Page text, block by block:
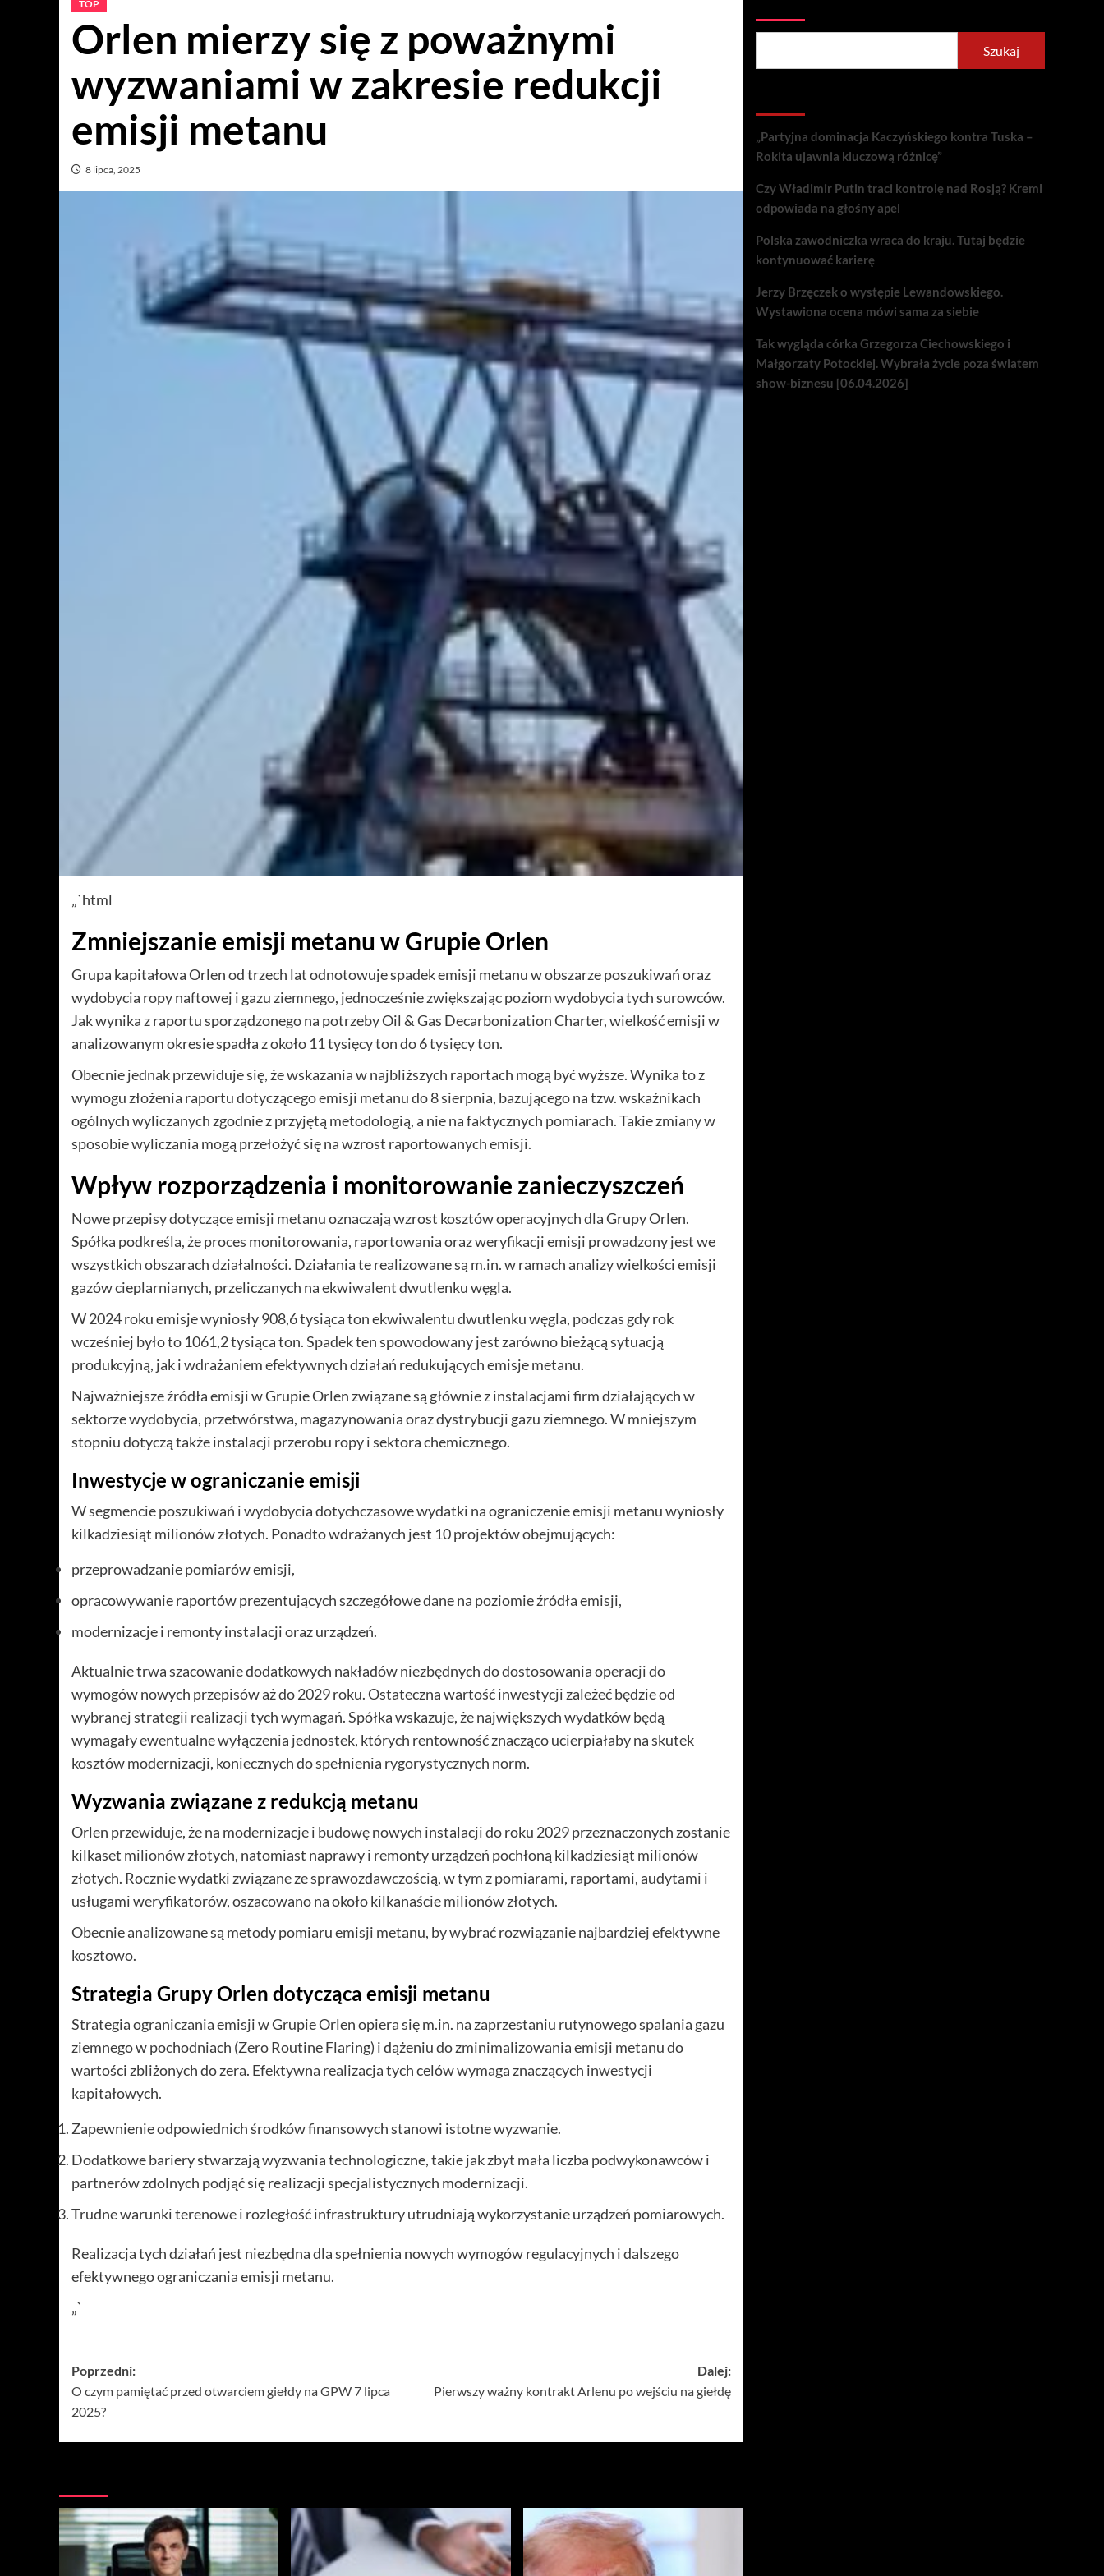
TOP
Orlen mierzy się z poważnymi
wyzwaniami w zakresie redukcji
emisji metanu
8 lipca, 2025
„`html
Zmniejszanie emisji metanu w Grupie Orlen
Grupa kapitałowa Orlen od trzech lat odnotowuje spadek emisji metanu w obszarze poszukiwań oraz
wydobycia ropy naftowej i gazu ziemnego, jednocześnie zwiększając poziom wydobycia tych surowców.
Jak wynika z raportu sporządzonego na potrzeby Oil & Gas Decarbonization Charter, wielkość emisji w
analizowanym okresie spadła z około 11 tysięcy ton do 6 tysięcy ton.
Obecnie jednak przewiduje się, że wskazania w najbliższych raportach mogą być wyższe. Wynika to z
wymogu złożenia raportu dotyczącego emisji metanu do 8 sierpnia, bazującego na tzw. wskaźnikach
ogólnych wyliczanych zgodnie z przyjętą metodologią, a nie na faktycznych pomiarach. Takie zmiany w
sposobie wyliczania mogą przełożyć się na wzrost raportowanych emisji.
Wpływ rozporządzenia i monitorowanie zanieczyszczeń
Nowe przepisy dotyczące emisji metanu oznaczają wzrost kosztów operacyjnych dla Grupy Orlen.
Spółka podkreśla, że proces monitorowania, raportowania oraz weryfikacji emisji prowadzony jest we
wszystkich obszarach działalności. Działania te realizowane są m.in. w ramach analizy wielkości emisji
gazów cieplarnianych, przeliczanych na ekwiwalent dwutlenku węgla.
W 2024 roku emisje wyniosły 908,6 tysiąca ton ekwiwalentu dwutlenku węgla, podczas gdy rok
wcześniej było to 1061,2 tysiąca ton. Spadek ten spowodowany jest zarówno bieżącą sytuacją
produkcyjną, jak i wdrażaniem efektywnych działań redukujących emisje metanu.
Najważniejsze źródła emisji w Grupie Orlen związane są głównie z instalacjami firm działających w
sektorze wydobycia, przetwórstwa, magazynowania oraz dystrybucji gazu ziemnego. W mniejszym
stopniu dotyczą także instalacji przerobu ropy i sektora chemicznego.
Inwestycje w ograniczanie emisji
W segmencie poszukiwań i wydobycia dotychczasowe wydatki na ograniczenie emisji metanu wyniosły
kilkadziesiąt milionów złotych. Ponadto wdrażanych jest 10 projektów obejmujących:
przeprowadzanie pomiarów emisji,
opracowywanie raportów prezentujących szczegółowe dane na poziomie źródła emisji,
modernizacje i remonty instalacji oraz urządzeń.
Aktualnie trwa szacowanie dodatkowych nakładów niezbędnych do dostosowania operacji do
wymogów nowych przepisów aż do 2029 roku. Ostateczna wartość inwestycji zależeć będzie od
wybranej strategii realizacji tych wymagań. Spółka wskazuje, że największych wydatków będą
wymagały ewentualne wyłączenia jednostek, których rentowność znacząco ucierpiałaby na skutek
kosztów modernizacji, koniecznych do spełnienia rygorystycznych norm.
Wyzwania związane z redukcją metanu
Orlen przewiduje, że na modernizacje i budowę nowych instalacji do roku 2029 przeznaczonych zostanie
kilkaset milionów złotych, natomiast naprawy i remonty urządzeń pochłoną kilkadziesiąt milionów
złotych. Rocznie wydatki związane ze sprawozdawczością, w tym z pomiarami, raportami, audytami i
usługami weryfikatorów, oszacowano na około kilkanaście milionów złotych.
Obecnie analizowane są metody pomiaru emisji metanu, by wybrać rozwiązanie najbardziej efektywne
kosztowo.
Strategia Grupy Orlen dotycząca emisji metanu
Strategia ograniczania emisji w Grupie Orlen opiera się m.in. na zaprzestaniu rutynowego spalania gazu
ziemnego w pochodniach (Zero Routine Flaring) i dążeniu do zminimalizowania emisji metanu do
wartości zbliżonych do zera. Efektywna realizacja tych celów wymaga znaczących inwestycji
kapitałowych.
Zapewnienie odpowiednich środków finansowych stanowi istotne wyzwanie.
Dodatkowe bariery stwarzają wyzwania technologiczne, takie jak zbyt mała liczba podwykonawców i
partnerów zdolnych podjąć się realizacji specjalistycznych modernizacji.
Trudne warunki terenowe i rozległość infrastruktury utrudniają wykorzystanie urządzeń pomiarowych.
Realizacja tych działań jest niezbędna dla spełnienia nowych wymogów regulacyjnych i dalszego
efektywnego ograniczania emisji metanu.
„`
Zobacz
wpisy
Poprzedni:
O czym pamiętać przed otwarciem giełdy na GPW 7 lipca
2025?
Dalej:
Pierwszy ważny kontrakt Arlenu po wejściu na giełdę
Szukaj
„Partyjna dominacja Kaczyńskiego kontra Tuska –
Rokita ujawnia kluczową różnicę”
Czy Władimir Putin traci kontrolę nad Rosją? Kreml
odpowiada na głośny apel
Polska zawodniczka wraca do kraju. Tutaj będzie
kontynuować karierę
Jerzy Brzęczek o występie Lewandowskiego.
Wystawiona ocena mówi sama za siebie
Tak wygląda córka Grzegorza Ciechowskiego i
Małgorzaty Potockiej. Wybrała życie poza światem
show-biznesu [06.04.2026]